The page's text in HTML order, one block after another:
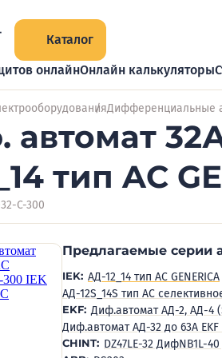
Каталог
онлайнОнлайн калькуляторы
Дифференциальные
тип AC
C-300
Предлагаемые серии
IEK: АД-12_14 тип AC GENERICA
АД-12S_14S тип AC
EKF: Диф.автомат АД-2, АД-4
Диф.автомат АД-32 до 63А EKF
CHINT: DZ47LE-32 ДифNB1L-